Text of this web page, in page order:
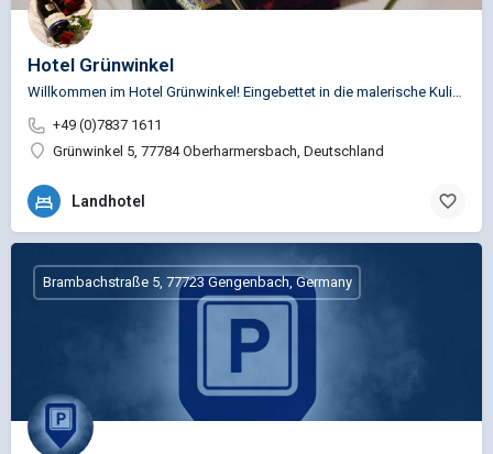
Hotel Grünwinkel
+49 (0)7837 1611
Grünwinkel 5, 77784 Oberharmersbach, Deutschland
Landhotel
Brambachstraße 5, 77723 Gengenbach, Germany